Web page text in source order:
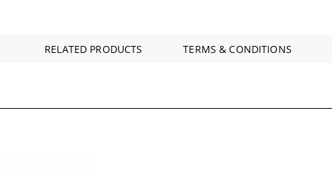
RELATED PRODUCTS TERMS & CONDITIONS